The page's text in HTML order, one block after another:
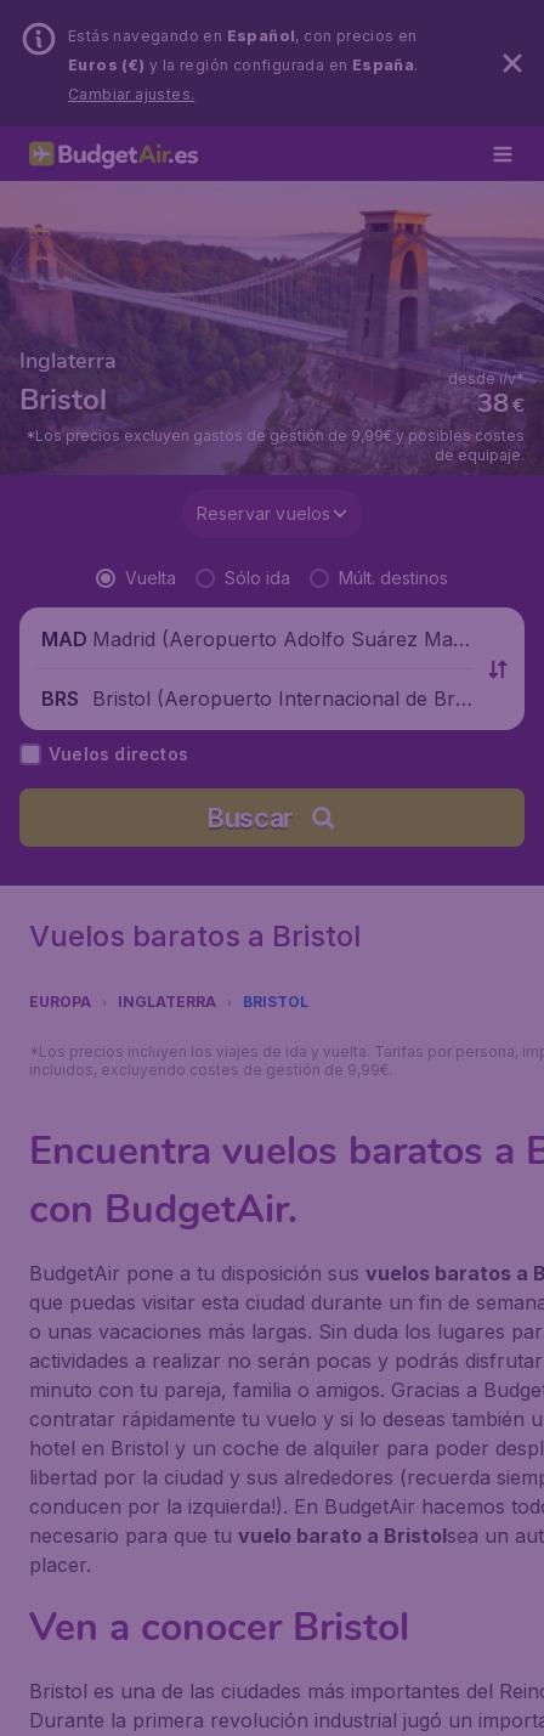
Estás navegando en Español, con precios en
Euros (€) y la región configurada en España.
Cambiar ajustes.
Inglaterra
Bristol €
38
desde i/v*
*Los precios excluyen gastos de gestión de 9,99€ y posibles costes
de equipaje.
Reservar vuelos
Vuelta Sólo ida Múlt. destinos
MAD Madrid (Aeropuerto Adolfo Suárez Madr
BRS
Bristol (Aeropuerto Internacional de Brís
tol), Reino Unido
Vuelos directos
Buscar
Vuelos baratos a Bristol
EUROPA INGLATERRA BRISTOL
*Los precios incluyen los viajes de ida y vuelta. Tarifas por persona,
incluidos, excluyendo costes de gestión de 9,99€.
Encuentra vuelos baratos a
con BudgetAir.
BudgetAir pone a tu disposición sus vuelos baratos a
que puedas visitar esta ciudad durante un fin de
o unas vacaciones más largas. Sin duda los lugares
actividades a realizar no serán pocas y podrás
minuto con tu pareja, familia o amigos. Gracias a
contratar rápidamente tu vuelo y si lo deseas también
hotel en Bristol y un coche de alquiler para poder
libertad por la ciudad y sus alrededores (recuerda
conducen por la izquierda!). En BudgetAir hacemos
necesario para que tu vuelo barato a Bristolsea un
placer.
Ven a conocer Bristol
Bristol es una de las ciudades más importantes del
Durante la primera revolución industrial jugó un